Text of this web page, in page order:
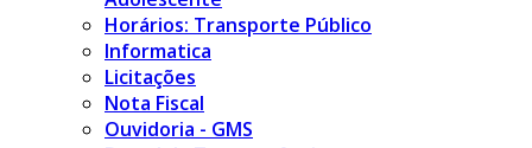
Horários: Transporte Público
Informatica
Licitações
Nota Fiscal
Ouvidoria - GMS